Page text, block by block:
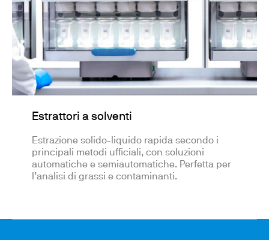
Estrattori a solventi
Estrazione solido-liquido rapida secondo i
principali metodi ufficiali, con soluzioni
automatiche e semiautomatiche. Perfetta per
l’analisi di grassi e contaminanti.